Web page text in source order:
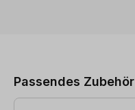
Passendes Zubehör